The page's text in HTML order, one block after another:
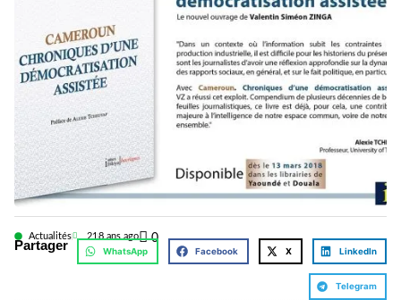
Actualités 218 ans ago 0
Partager WhatsApp Facebook X LinkedIn
Telegram